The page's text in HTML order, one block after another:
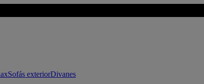
Sofás exteriorDivanes